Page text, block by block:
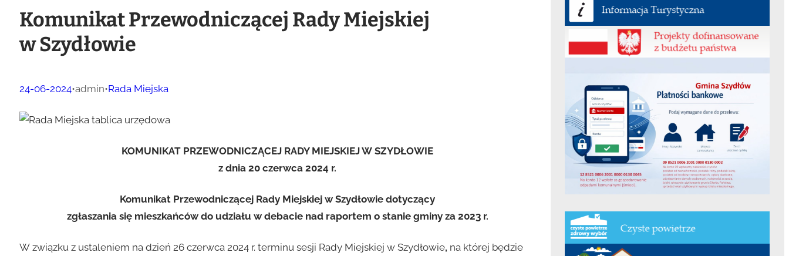
Komunikat Przewodniczącej Rady Miejskiej
w Szydłowie
24-06-2024•admin•Rada Miejska
KOMUNIKAT PRZEWODNICZĄCEJ RADY MIEJSKIEJ W SZYDŁOWIE
z dnia 20 czerwca 2024 r.
Komunikat Przewodniczącej Rady Miejskiej w Szydłowie dotyczący
zgłaszania się mieszkańców do udziału w debacie nad raportem o stanie gminy za 2023 r.
W związku z ustaleniem na dzień 26 czerwca 2024 r. terminu sesji Rady Miejskiej w Szydłowie, na której będzie